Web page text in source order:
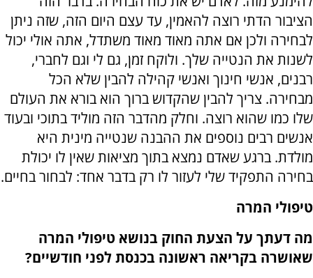
הציבור הדתי רוצה להאמין, עד עצם היום הזה, שזה ניתן
לבחירה ולכן אם אתה מאוד מאוד משתדל, אתה אולי יכול
לשנות את הנטייה שלך. ולוקח זמן, גם לי וגם לחברי,
רבנים, אנשי חינוך ואנשי קהילה להבין שלא הכל
מבחירה. צריך להבין שהקדוש ברוך הוא בורא את העולם
שלו כמו שהוא רוצה. וחלק מהדבר הזה מוליד בתוכי ובעוד
אנשים רבים נוספים את ההבנה שנטייה מינית היא
מולדת. ברגע שאדם נמצא בתוך מציאות שאין לו יכולת
בחירה התפקיד שלי לעזור לו רק בדבר אחד: לבחור בחיים.
טיפולי המרה
מה דעתך על הצעת החוק בנושא טיפולי המרה
שאושרה בקריאה ראשונה בכנסת לפני חודשיים?